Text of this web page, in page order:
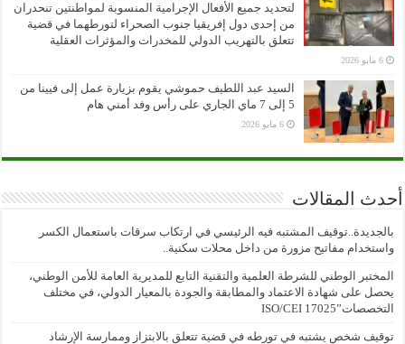
لتحديد جميع الأفعال الإجرامية المنسوبة لمواطنتين تنحدران
من إحدى دول إفريقيا جنوب الصحراء لتورطهما في قضية
تتعلق بالتهريب الدولي للمخدرات والمؤثرات العقلية
6 مايو 2026
السيد عبد اللطيف حموشي يقوم بزيارة عمل إلى فيينا من
5 إلى 7 ماي الجاري على رأس وفد أمني هام
6 مايو 2026
أحدث المقالات
بالجديدة..توقيف المشتبه فيه الرئيسي في ارتكاب سرقات باستعمال الكسر
واستخدام مفاتيح مزورة من داخل محلات سكنية..
المختبر الوطني للشرطة العلمية والتقنية التابع للمديرية العامة للأمن الوطني،
يحصل على شهادة الاعتماد والمطابقة والجودة بالمعيار الدولي، في مختلف
التخصصات”ISO/CEI 17025
توقيف شخص يشتبه في تورطه في قضية تتعلق بالابتزاز وممارسة الإرشاد